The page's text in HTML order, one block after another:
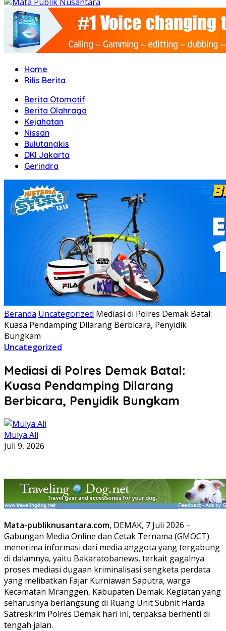
Home
Rilis Berita
Berita Otomotif
Berita Olahraga
Kejahatan
Nissan
Bulutangkis
DKI Jakarta
Gerindra
Beranda Uncategorized Mediasi di Polres Demak Batal:
Kuasa Pendamping Dilarang Berbicara, Penyidik
Bungkam
Uncategorized
Mediasi di Polres Demak Batal:
Kuasa Pendamping Dilarang
Berbicara, Penyidik Bungkam
Mulya Ali
Juli 9, 2026
Mata-publiknusantara.com, DEMAK, 7 Juli 2026 –
Gabungan Media Online dan Cetak Ternama (GMOCT)
menerima informasi dari media anggota yang tergabung
di dalamnya, yaitu Bakaratobanews, terkait gagalnya
proses mediasi dugaan kriminalisasi sengketa perdata
yang melibatkan Fajar Kurniawan Saputra, warga
Kecamatan Mranggen, Kabupaten Demak. Kegiatan yang
seharusnya berlangsung di Ruang Unit Subnit Harda
Satreskrim Polres Demak hari ini, terpaksa berhenti di
tengah jalan.